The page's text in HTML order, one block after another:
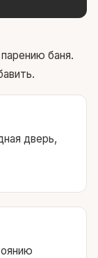
баня.
дверь,